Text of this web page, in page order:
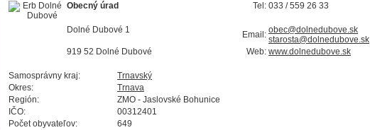
Obecný úrad Tel: 033 / 559 26 33
Dolné Dubové 1 Email: obec@dolnedubove.sk
starosta@dolnedubove.sk
919 52 Dolné Dubové
Web: www.dolnedubove.sk
Samosprávny kraj:
Trnavský
Okres:
Trnava
Región:
ZMO - Jaslovské Bohunice
IČO:
00312401
Počet obyvateľov:
649